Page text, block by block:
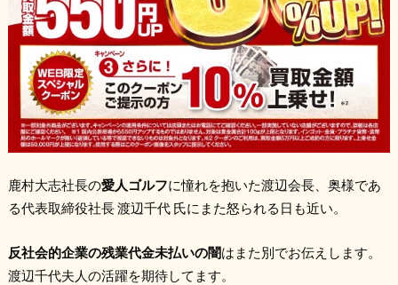
鹿村大志社長の愛人ゴルフに憧れを抱いた渡辺会長、奥様であ
る代表取締役社長 渡辺千代 氏にまた怒られる日も近い。
反社会的企業の残業代金未払いの闇はまた別でお伝えします。
渡辺千代夫人の活躍を期待してます。